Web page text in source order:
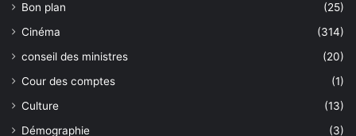
Bon plan
(25)
Cinéma
(314)
conseil des ministres
(20)
Cour des comptes
(1)
Culture
(13)
Démographie
(3)